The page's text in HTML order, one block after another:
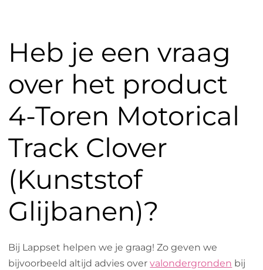
Heb je een vraag
over het product
4-Toren Motorical
Track Clover
(Kunststof
Glijbanen)?
Bij Lappset helpen we je graag! Zo geven we
bijvoorbeeld altijd advies overvalondergronden bij